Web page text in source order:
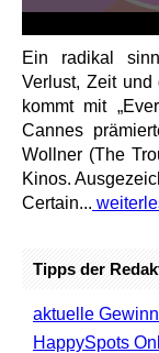
Ein radikal
Verlust, Zeit und
kommt mit
Cannes
Wollner (The
Kinos.
Certain...
Tipps der
aktuelle
HappySpots